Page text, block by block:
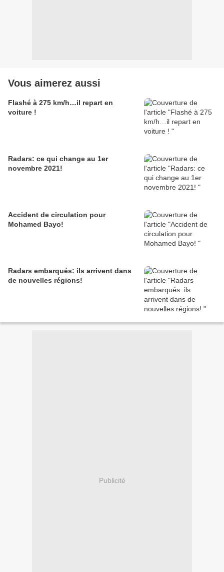
Vous aimerez aussi
Flashé à 275 km/h…il repart en
voiture !
Radars: ce qui change au 1er
novembre 2021!
Accident de circulation pour
Mohamed Bayo!
Radars embarqués: ils arrivent dans
de nouvelles régions!
Publicité